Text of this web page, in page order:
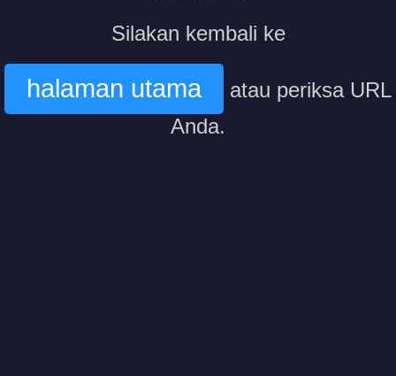
Silakan kembali ke
halaman utama
atau periksa URL
Anda.